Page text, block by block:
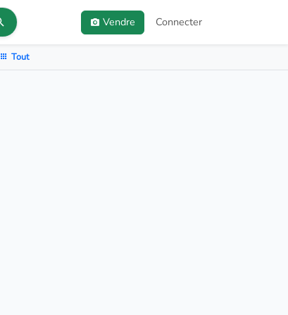
Vendre Connecter
Tout